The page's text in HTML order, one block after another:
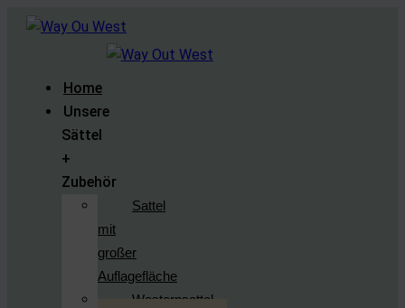
Home
Unsere
Sättel
+
Zubehör
Sattel
mit
großer
Auflagefläche
Westernsattel